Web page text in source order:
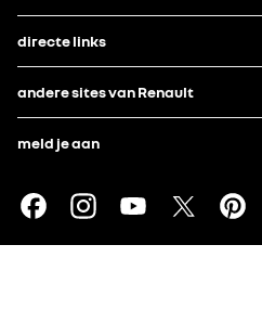
directe links
andere sites van Renault
meld je aan